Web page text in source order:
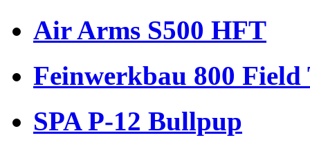
Air Arms S500 HFT
Feinwerkbau 800 Field
SPA P-12 Bullpup